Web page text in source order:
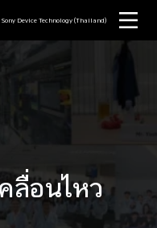
Sony Device Technology (Thailand)
ลื่อนไหว